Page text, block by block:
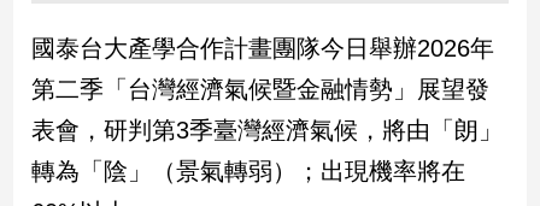
政
治
政
治
焦
國泰台大產學合作計畫團隊今日舉辦2026年
第二季「台灣經濟氣候暨金融情勢」展望發
表會，研判第3季臺灣經濟氣候，將由「朗」
轉為「陰」（景氣轉弱）；出現機率將在